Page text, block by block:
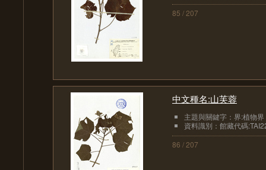
85 / 207
中文種名:山芙蓉
主題與關鍵字：界:植物界
資料識別：館藏代碼
86 / 207